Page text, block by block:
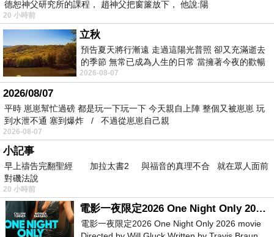
大門
我們遇到神社的年度祭典【祉園大祭】所以 到
處都看到這個神轎
非常精緻壯觀
德恕神父研究所的課程， 趙神父把窗簾放下， 他說:陽
20 小時前
立秋
預告夏天將行漸遠 走過這陽光普照 卻又充滿逝去
的季節 無常已成為人生的日常 當擁著今夜的歡暢
舒心 轉眼驟成昨日 而明晨 太陽
2026-08-07
2026/08/07
平時 崽崽幫忙過磅 都是玩一下玩一下 今天親自上陣 整個又被崽崽 玩
到水泄不通 塞到爆炸 / 不過從崽崽自己親
2026-08-07
小記事
早上禱告完翻聖經 加拉太書2 與福音的真理不合 就在眾人面前
對磯法說
20 小時前
電影一夜限定2026 One Night Only 2026 movie
電影一夜限定2026 One Night Only 2026 movie